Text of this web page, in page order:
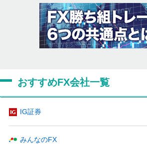
おすすめFX会社一覧
IG証券
みんなのFX